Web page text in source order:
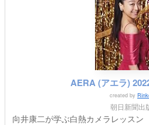
AERA (アエラ)
created by
朝日新聞出
向井康二が学ぶ白熱カメラレッス